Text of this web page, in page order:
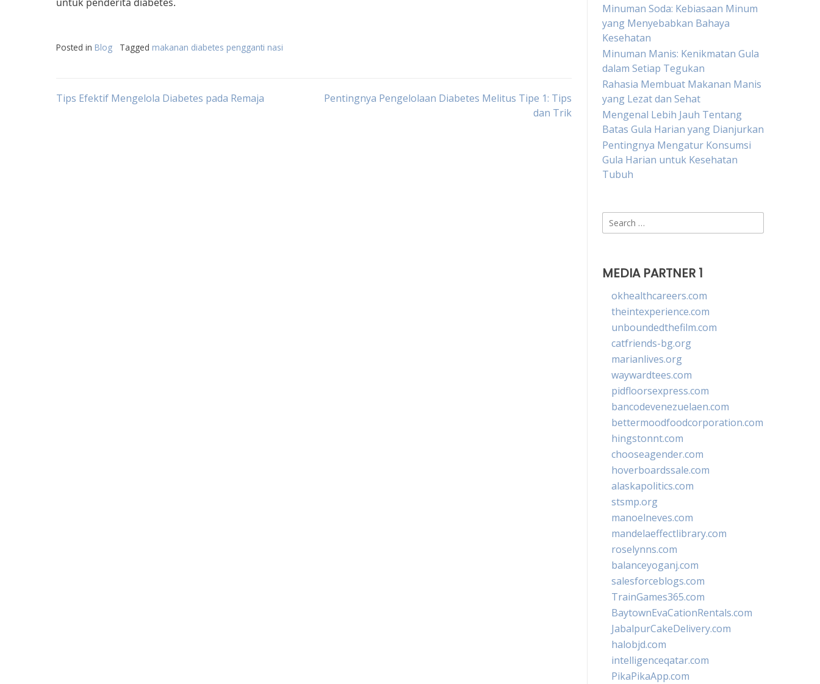
Posted in Blog Tagged makanan diabetes pengganti nasi
Post
Tips Efektif Mengelola Diabetes pada Remaja
Pentingnya Pengelolaan Diabetes Melitus Tipe 1: Tips
dan Trik
Minuman Soda: Kebiasaan Minum
yang Menyebabkan Bahaya
Kesehatan
Minuman Manis: Kenikmatan Gula
dalam Setiap Tegukan
Rahasia Membuat Makanan Manis
yang Lezat dan Sehat
Mengenal Lebih Jauh Tentang
Batas Gula Harian yang Dianjurkan
Pentingnya Mengatur Konsumsi
Gula Harian untuk Kesehatan
Tubuh
Search
for:
MEDIA PARTNER 1
okhealthcareers.com
theintexperience.com
unboundedthefilm.com
catfriends-bg.org
marianlives.org
waywardtees.com
pidfloorsexpress.com
bancodevenezuelaen.com
bettermoodfoodcorporation.com
hingstonnt.com
chooseagender.com
hoverboardssale.com
alaskapolitics.com
stsmp.org
manoelneves.com
mandelaeffectlibrary.com
roselynns.com
balanceyoganj.com
salesforceblogs.com
TrainGames365.com
BaytownEvaCationRentals.com
JabalpurCakeDelivery.com
halobjd.com
intelligenceqatar.com
PikaPikaApp.com